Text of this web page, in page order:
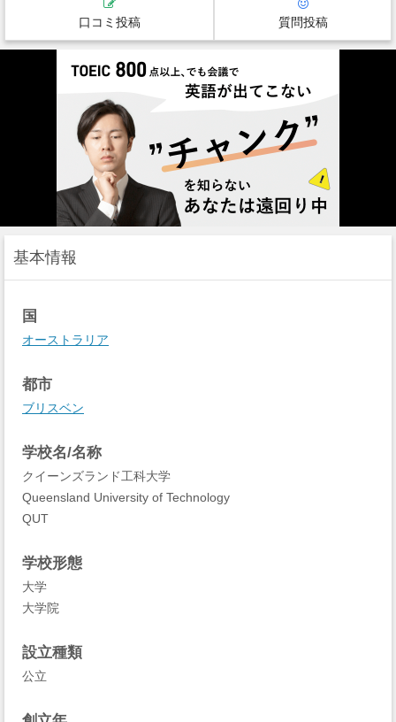
口コミ投稿 質問投稿
基本情報
国
オーストラリア
都市
ブリスベン
学校名/名称
クイーンズランド工科大学
Queensland University of Technology
QUT
学校形態
大学
大学院
設立種類
公立